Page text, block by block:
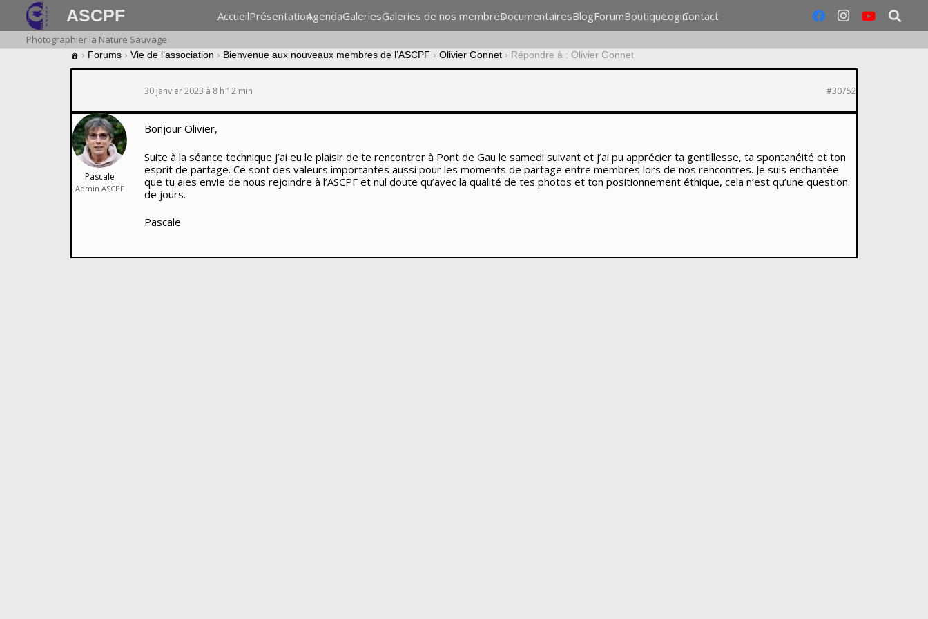
ASCPF AccueilPrésentationAgendaGaleriesGaleries de nos membresDocumentairesBlogForumBoutiqueLoginContact
Photographier la Nature Sauvage
› Forums › Vie de l’association › Bienvenue aux nouveaux membres de l’ASCPF › Olivier Gonnet › Répondre à : Olivier Gonnet
30 janvier 2023 à 8 h 12 min #30752
Pascale
Admin ASCPF
Bonjour Olivier,
Suite à la séance technique j’ai eu le plaisir de te rencontrer à Pont de Gau le samedi suivant et j’ai pu apprécier ta gentillesse, ta spontanéité et ton
esprit de partage. Ce sont des valeurs importantes aussi pour les moments de partage entre membres lors de nos rencontres. Je suis enchantée
que tu aies envie de nous rejoindre à l’ASCPF et nul doute qu’avec la qualité de tes photos et ton positionnement éthique, cela n’est qu’une question
de jours.
Pascale